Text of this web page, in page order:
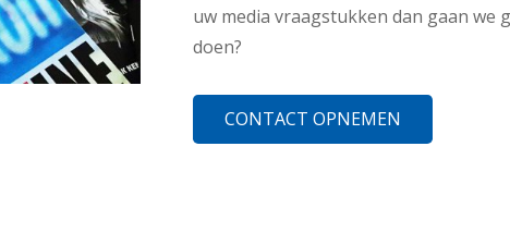
uw media vraagstukken dan gaan we
doen?
CONTACT OPNEMEN